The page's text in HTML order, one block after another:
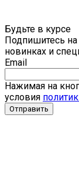
Будьте в курсе
Подпишитесь на
новинках и
Email
Нажимая на
условия